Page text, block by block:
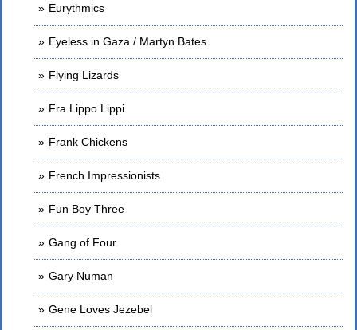
Eurythmics
Eyeless in Gaza / Martyn Bates
Flying Lizards
Fra Lippo Lippi
Frank Chickens
French Impressionists
Fun Boy Three
Gang of Four
Gary Numan
Gene Loves Jezebel